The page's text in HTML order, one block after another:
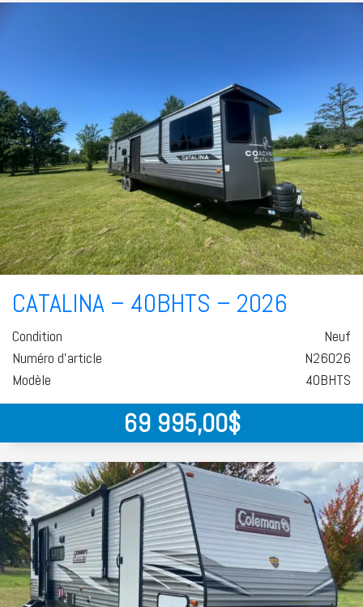
CATALINA – 40BHTS – 2026
Condition
Neuf
Numéro d'article
N26026
Modèle
40BHTS
69 995,00$